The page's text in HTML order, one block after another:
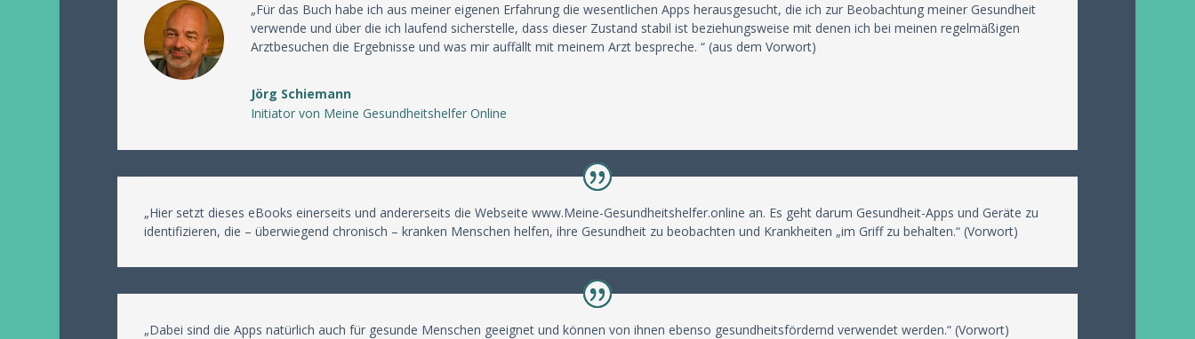
„Für das Buch habe ich aus meiner eigenen Erfahrung die wesentlichen Apps herausgesucht, die ich zur Beobachtung meiner Gesundheit
verwende und über die ich laufend sicherstelle, dass dieser Zustand stabil ist beziehungsweise mit denen ich bei meinen regelmäßigen
Arztbesuchen die Ergebnisse und was mir auffällt mit meinem Arzt bespreche. “ (aus dem Vorwort)
Jörg Schiemann
Initiator von Meine Gesundheitshelfer Online
„Hier setzt dieses eBooks einerseits und andererseits die Webseite www.Meine-Gesundheitshelfer.online an. Es geht darum Gesundheit-Apps und Geräte zu
identifizieren, die – überwiegend chronisch – kranken Menschen helfen, ihre Gesundheit zu beobachten und Krankheiten „im Griff zu behalten.“ (Vorwort)
„Dabei sind die Apps natürlich auch für gesunde Menschen geeignet und können von ihnen ebenso gesundheitsfördernd verwendet werden.“ (Vorwort)